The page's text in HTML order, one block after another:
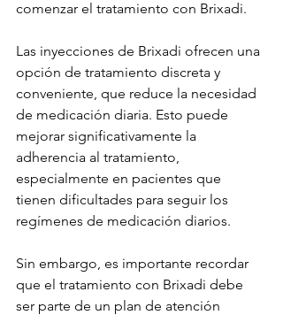
comenzar el tratamiento con Brixadi.
Las inyecciones de Brixadi ofrecen una
opción de tratamiento discreta y
conveniente, que reduce la necesidad
de medicación diaria. Esto puede
mejorar significativamente la
adherencia al tratamiento,
especialmente en pacientes que
tienen dificultades para seguir los
regímenes de medicación diarios.
Sin embargo, es importante recordar
que el tratamiento con Brixadi debe
ser parte de un plan de atención